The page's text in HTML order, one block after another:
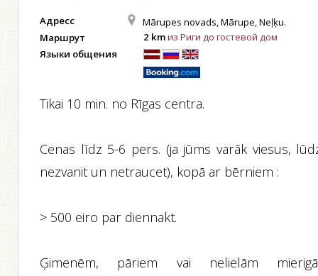
Адресс Mārupes novads, Mārupe, Neļķu.
Маршрут 2 kmиз Риги до гостевой дом
Языки общения
Tikai 10 min. no Rīgas centra.
Сenas līdz 5-6 pers. (ja jūms varāk viesus,
nezvanit un netraucet), kopā ar bērniem :
> 500 eiro par diennakt.
Ģimenēm, pāriem vai nelielām